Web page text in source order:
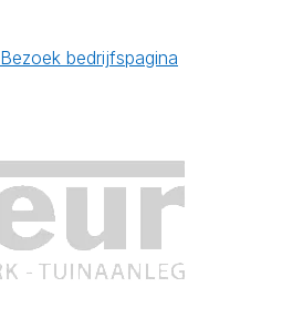
Bezoek bedrijfspagina